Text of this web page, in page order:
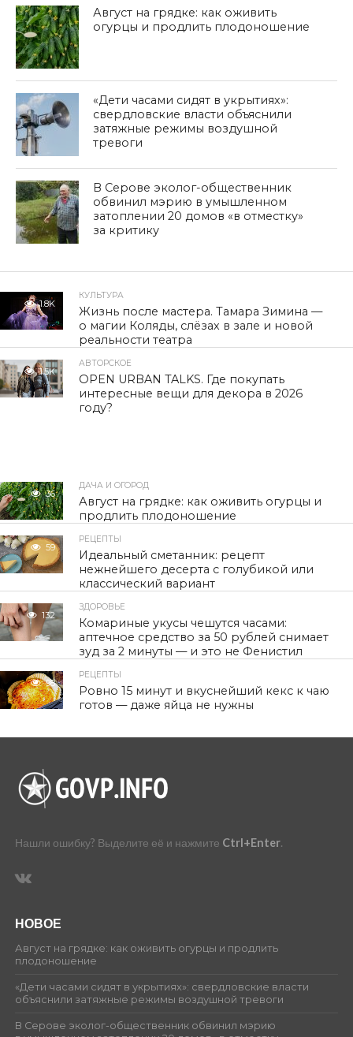
Август на грядке: как оживить
огурцы и продлить плодоношение
«Дети часами сидят в укрытиях»:
свердловские власти объяснили
затяжные режимы воздушной
тревоги
В Серове эколог-общественник
обвинил мэрию в умышленном
затоплении 20 домов «в отместку»
за критику
1.8K
КУЛЬТУРА
Жизнь после мастера. Тамара Зимина —
о магии Коляды, слёзах в зале и новой
реальности театра
1.5K
АВТОРСКОЕ
OPEN URBAN TALKS. Где покупать
интересные вещи для декора в 2026
году?
36
ДАЧА И ОГОРОД
Август на грядке: как оживить огурцы и
продлить плодоношение
59
РЕЦЕПТЫ
Идеальный сметанник: рецепт
нежнейшего десерта с голубикой или
классический вариант
132
ЗДОРОВЬЕ
Комариные укусы чешутся часами:
аптечное средство за 50 рублей снимает
зуд за 2 минуты — и это не Фенистил
98
РЕЦЕПТЫ
Ровно 15 минут и вкуснейший кекс к чаю
готов — даже яйца не нужны
Нашли ошибку? Выделите её и нажмите Ctrl+Enter.
НОВОЕ
Август на грядке: как оживить огурцы и продлить
плодоношение
«Дети часами сидят в укрытиях»: свердловские власти
объяснили затяжные режимы воздушной тревоги
В Серове эколог-общественник обвинил мэрию